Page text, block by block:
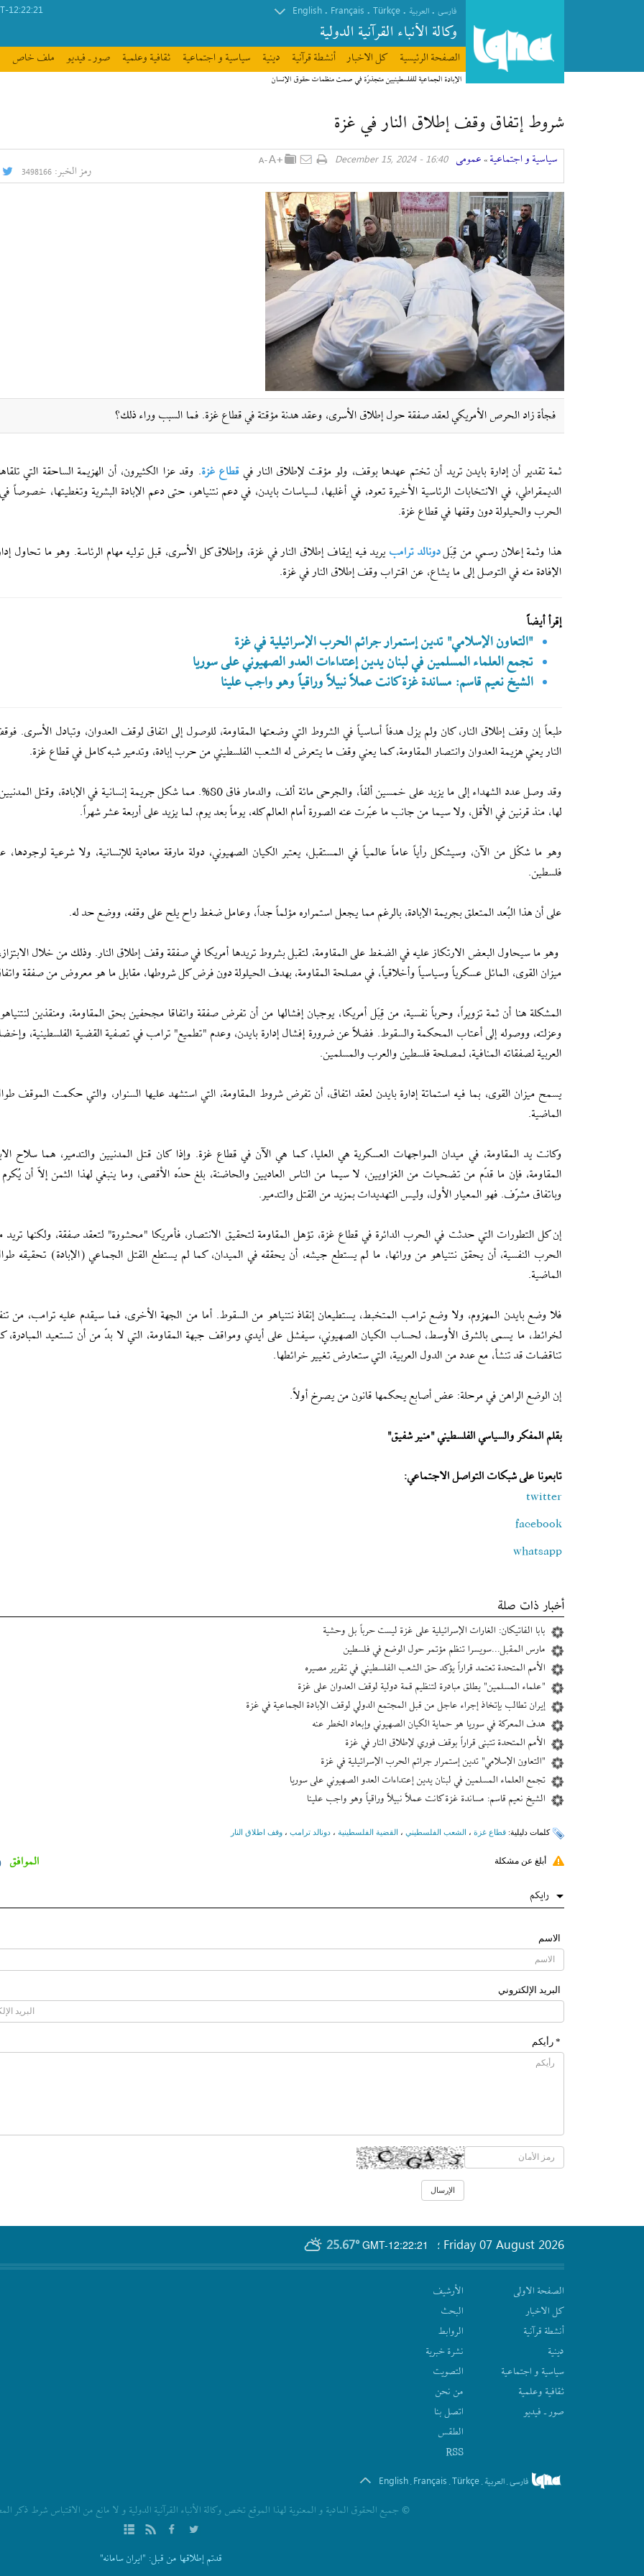
فارسی . العربیة .
Türkçe
.
Français
.
English
وکالة الأنباء القرآنیة الدولیة
12:22:21
الصفحة الرئیسیة كل الاخبار أنشطة قرآنیة دينية سیاسیة و اجتماعیة ثقافیة وعلمیة صور ـ فيديو ملف خاص
الإبادة الجماعية للفلسطينيين متجذرّة في صمت منظمات حقوق الإنسان
شروط إتفاق وقف إطلاق النار في غزة
سیاسیة و اجتماعیة » عمومی 16:40 - December 15, 2024
رمز الخبر:3498166
فجأة زاد الحرص الأمريكي لعقد صفقة حول إطلاق الأسرى، وعقد هدنة مؤقتة في قطاع غزة. فما السبب وراء ذلك؟
ثمة تقدير أن إدارة بايدن تريد أن تختم عهدها بوقف، ولو مؤقت لإطلاق النار في قطاع غزة. وقد عزا الكثيرون، أن الهزيمة الساحقة التي
الديمقراطي، في الانتخابات الرئاسية الأخيرة تعود، في أغلبها، لسياسات بايدن، في دعم نتنياهو، حتى دعم الإبادة البشرية وتغطيتها، خصوصاً
الحرب والحيلولة دون وقفها في قطاع غزة.
هذا وثمة إعلان رسمي من قِبَلدونالد ترامب يريد فيه إيقاف إطلاق النار في غزة، وإطلاق كل الأسرى، قبل توليه مهام الرئاسة. وهو ما تحاول
الإفادة منه في التوصل إلى ما يشاع، عن اقتراب وقف إطلاق النار في غزة.
إقرأ أيضاً
"التعاون الإسلامي" تدين إستمرار جرائم الحرب الإسرائيلية في غزة
تجمع العلماء المسلمين في لبنان يدين إعتداءات العدو الصهيوني على سوريا
الشيخ نعيم قاسم: ‫مساندة غزة كانت عملاً نبيلاً وراقياً وهو واجب ‫علينا
طبعاً إن وقف إطلاق النار، كان ولم يزل هدفاً أساسياً في الشروط التي وضعتها المقاومة، للوصول إلى اتفاق لوقف العدوان، وتبادل الأسرى.
النار يعني هزيمة العدوان وانتصار المقاومة، كما يعني وقف ما يتعرض له الشعب الفلسطيني من حرب إبادة، وتدمير شبه كامل في قطاع غزة.
وقد وصل عدد الشهداء إلى ما يزيد على خمسين ألفاً، والجرحى مائة ألف، والدمار فاق 80%. مما شكل جريمة إنسانية في الإبادة،
لها، منذ قرنين في الأقل، ولا سيما من جانب ما عبّرت عنه الصورة أمام العالم كله، يوماً بعد يوم، لما يزيد على أربعة عشر شهراً.
وهو ما شكّل من الآن، وسيشكل رأياً عاماً عالمياً في المستقبل، يعتبر الكيان الصهيوني، دولة مارقة معادية للإنسانية، ولا شرعية
فلسطين.
على أن هذا البُعد المتعلق بجريمة الإبادة، بالرغم مما يجعل استمراره مؤلماً جداً، وعامل ضغط راح يلح على وقفه، ووضع حد له.
وهو ما سيحاول البعض الارتكاز عليه في الضغط على المقاومة، لتقبل بشروط تريدها أمريكا في صفقة وقف إطلاق النار. وذلك من خلال
ميزان القوى، المائل عسكرياً وسياسياً وأخلاقياً، في مصلحة المقاومة، بهدف الحيلولة دون فرض كل شروطها، مقابل ما هو معروض من صفقة
المشكلة هنا أن ثمة تزويراً، وحرباً نفسية، من قِبَل أمريكا، يوجبان إفشالها من أن تفرض صفقة واتفاقا مجحفين بحق المقاومة، ومنقذين
وعزلته، ووصوله إلى أعتاب المحكمة والسقوط. فضلاً عن ضرورة إفشال إدارة بايدن، وعدم "تطميع" ترامب في تصفية القضية الفلسطينية،
العربية لصفقاته المنافية، لمصلحة فلسطين والعرب والمسلمين.
يسمح ميزان القوى، بما فيه استماتة إدارة بايدن لعقد اتفاق، أن تفرض شروط المقاومة، التي استشهد عليها السنوار، والتي حكمت الموقف
الماضية.
وكانت يد المقاومة، في ميدان المواجهات العسكرية هي العليا، كما هي الآن في قطاع غزة. وإذا كان قتل المدنيين والتدمير، هما سلاح
المقاومة، فإن ما قدّم من تضحيات من الغزاويين، لا سيما من الناس العاديين والحاضنة، بلغ حدّه الأقصى، وما ينبغي لهذا الثمن إلاّ أن يُكرم
وباتفاق مشرّف. فهو المعيار الأول، وليس التهديدات بمزيد من القتل والتدمير.
إن كل التطورات التي حدثت في الحرب الدائرة في قطاع غزة، تؤهل المقاومة لتحقيق الانتصار، فأمريكا "محشورة" لتعقد صفقة، ولكنها
الحرب النفسية، أن يحقق نتنياهو من ورائها، ما لم يستطع جيشه، أن يحققه في الميدان، كما لم يستطع القتل الجماعي (الإبادة) تحقيقه
الماضية.
فلا وضع بايدن المهزوم، ولا وضع ترامب المتخبط، يستطيعان إنقاذ نتنياهو من السقوط. أما من الجهة الأخرى، فما سيقدم عليه ترامب، من
لخرائط، ما يسمى بالشرق الأوسط، لحساب الكيان الصهيوني، سيفشل على أيدي ومواقف جبهة المقاومة، التي لا بدّ من أن تستعيد المبادرة،
تناقضات قد تنشأ، مع عدد من الدول العربية، التي ستعارض تغيير خرائطها.
إن الوضع الراهن في مرحلة: عض أصابع يحكمها قانون من يصرخ أولاً.
بقلم المفكر والسياسي الفلسطيني "منير شفيق"
تابعونا على شبكات التواصل الاجتماعي:
twitter
facebook
whatsapp
أخبار ذات صلة
بابا الفاتيكان: الغارات الإسرائيلية على غزة ليست حرباً بل وحشية
مارس المقبل...سويسرا تنظم مؤتمر حول الوضع في فلسطين
الأمم المتحدة تعتمد قراراً يؤكد حق الشعب الفلسطيني في تقرير مصيره
"علماء المسلمين" يطلق مبادرة لتنظيم قمة دولية لوقف العدوان على غزة
إیران تطالب بإتخاذ إجراء عاجل من قبل المجتمع الدولي لوقف الإبادة الجماعية في غزة
هدف المعركة في سوريا هو حماية الكيان الصهيوني وإبعاد الخطر عنه
الأمم المتحدة تتبنى قراراً بوقف فوري لإطلاق النار في غزة
"التعاون الإسلامي" تدين إستمرار جرائم الحرب الإسرائيلية في غزة
تجمع العلماء المسلمين في لبنان يدين إعتداءات العدو الصهيوني على سوريا
الشيخ نعيم قاسم: ‫مساندة غزة كانت عملاً نبيلاً وراقياً وهو واجب ‫علينا
کلمات دلیلیة: قطاع غزة ، الشعب الفلسطيني ، القضية الفلسطينية ، دونالد ترامب ، وقف اطلاق النار
أبلغ عن مشكلة الموافق
رایکم
الاسم
البرید الإلکتروني
* رأیکم
GMT-12:22:21
25.67° Friday 07 August 2026 ؛
الصفحة الاولى
كل الاخبار
أنشطة قرآنیة
دينية
سیاسیة و اجتماعیة
ثقافیة وعلمیة
صور ـ فيديو
الأرشیف
البحث
الروابط
نشرة‌ خبریة
التصويت
من نحن
اتصل بنا
الطقس
RSS
فارسی. العربیة .
Türkçe
.
Français
.
English
© جمیع الحقوق المادیة و المعنویة لهذا الموقع تخص وکالة الأنباء القرآنیة الدولیة و لا مانع من الاقتباس شرط ذکر
قدتم إطلاقها من قبل: "ایران سامانه"